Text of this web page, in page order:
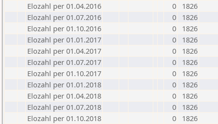
Elozahl per 01.04.2016
0
1826
Elozahl per 01.07.2016
0
1826
Elozahl per 01.10.2016
0
1826
Elozahl per 01.01.2017
0
1826
Elozahl per 01.04.2017
0
1826
Elozahl per 01.07.2017
0
1826
Elozahl per 01.10.2017
0
1826
Elozahl per 01.01.2018
0
1826
Elozahl per 01.04.2018
0
1826
Elozahl per 01.07.2018
0
1826
Elozahl per 01.10.2018
0
1826